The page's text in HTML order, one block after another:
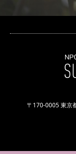
〒170-0005 東京